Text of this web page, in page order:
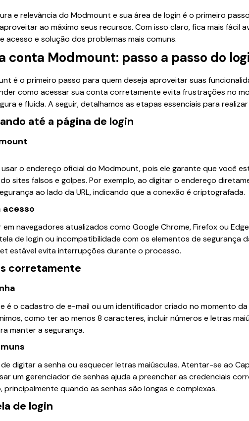
e relevância do Modmount e sua área de login é o primeiro
ao máximo seus recursos. Com isso claro, fica mais fácil
e solução dos problemas mais comuns.
conta Modmount: passo a passo do
é o primeiro passo para quem deseja aproveitar suas
como acessar sua conta corretamente evita frustrações no
e fluida. A seguir, detalhamos as etapas essenciais para
até a página de login
o endereço oficial do Modmount, pois ele garante que você
sites falsos e golpes. Por exemplo, ao digitar o endereço
ao lado da URL, indicando que a conexão é criptografada.
acesso
navegadores atualizados como Google Chrome, Firefox ou
de login ou incompatibilidade com os elementos de segurança
estável evita interrupções durante o processo.
corretamente
é o cadastro de e-mail ou um identificador criado no momento da
como ter ao menos 8 caracteres, incluir números e letras
manter a segurança.
digitar a senha ou esquecer letras maiúsculas. Atentar-se ao
um gerenciador de senhas ajuda a preencher as credenciais
quando as senhas são longas e complexas.
de login